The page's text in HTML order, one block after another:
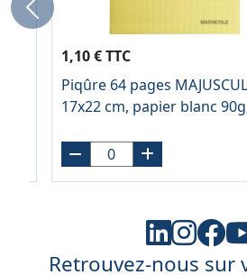
1,10 € TTC
Piqûre 64 pages
17x22 cm, papier blanc
Previous
Retrouvez-nous sur